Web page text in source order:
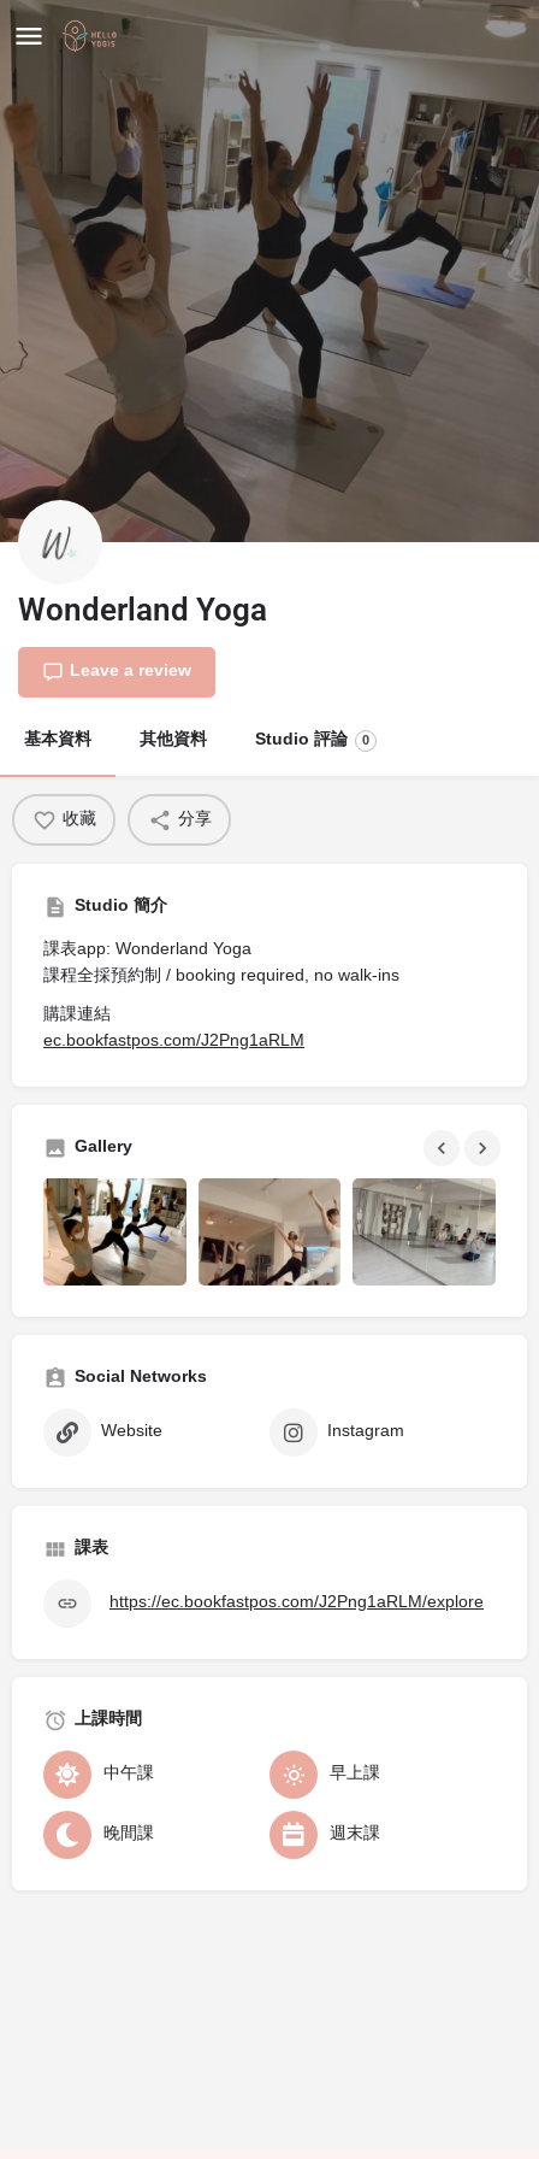
Wonderland Yoga
Leave a review
基本資料 其他資料 Studio 評論 0
收藏 分享
Studio 簡介
課表app: Wonderland Yoga
課程全採預約制 / booking required, no walk-ins
購課連結
ec.bookfastpos.com/J2Png1aRLM
Gallery
Social Networks
Website Instagram
課表
https://ec.bookfastpos.com/J2Png1aRLM/explore
上課時間
中午課 早上課
晚間課 週末課